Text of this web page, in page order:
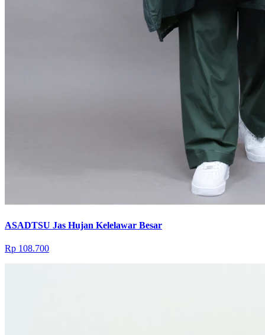
ASADTSU Jas Hujan Kelelawar Besar
Rp 108.700